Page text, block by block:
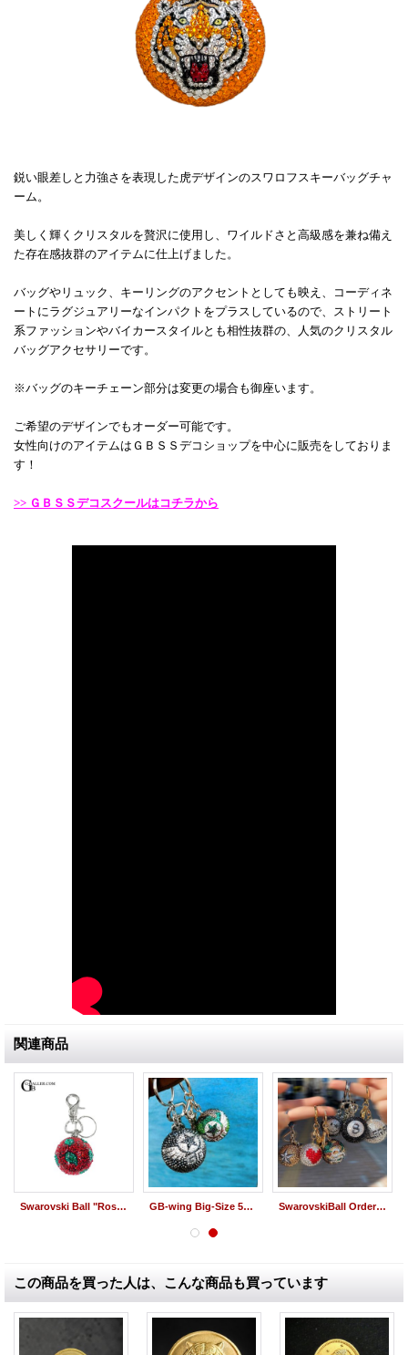
鋭い眼差しと力強さを表現した虎デザインのスワロフスキーバッグチャ
ーム。
美しく輝くクリスタルを贅沢に使用し、ワイルドさと高級感を兼ね備え
た存在感抜群のアイテムに仕上げました。
バッグやリュック、キーリングのアクセントとしても映え、コーディネ
ートにラグジュアリーなインパクトをプラスしているので、ストリート
系ファッションやバイカースタイルとも相性抜群の、人気のクリスタル
バッグアクセサリーです。
※バッグのキーチェーン部分は変更の場合も御座います。
ご希望のデザインでもオーダー可能です。
女性向けのアイテムはＧＢＳＳデコショップを中心に販売をしておりま
す！
>> ＧＢＳＳデコスクールはコチラから
関連商品
Swarovski Ball "Rose Design" スワロボール バラ ローズデザイン バッグチャーム GB-wing Big-Size 52mm スワロフスキーボール ブラック ラージ SwarovskiBall OrderMade
この商品を買った人は、こんな商品も買っています